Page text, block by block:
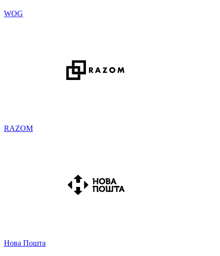
WOG
RAZOM
Нова Пошта